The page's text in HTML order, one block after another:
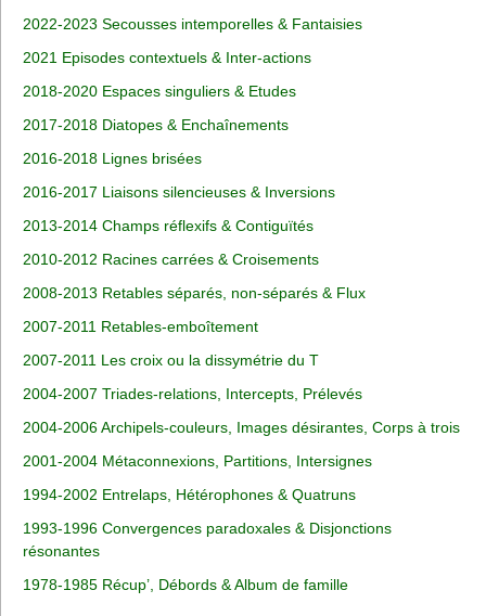
2022-2023 Secousses intemporelles & Fantaisies
2021 Episodes contextuels & Inter-actions
2018-2020 Espaces singuliers & Etudes
2017-2018 Diatopes & Enchaînements
2016-2018 Lignes brisées
2016-2017 Liaisons silencieuses & Inversions
2013-2014 Champs réflexifs & Contiguïtés
2010-2012 Racines carrées & Croisements
2008-2013 Retables séparés, non-séparés & Flux
2007-2011 Retables-emboîtement
2007-2011 Les croix ou la dissymétrie du T
2004-2007 Triades-relations, Intercepts, Prélevés
2004-2006 Archipels-couleurs, Images désirantes, Corps à trois
2001-2004 Métaconnexions, Partitions, Intersignes
1994-2002 Entrelaps, Hétérophones & Quatruns
1993-1996 Convergences paradoxales & Disjonctions
résonantes
1978-1985 Récup’, Débords & Album de famille